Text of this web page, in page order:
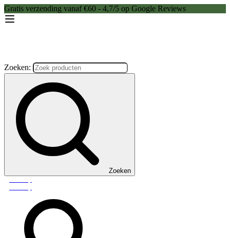
Gratis verzending vanaf €60 - 4,7/5 op Google Reviews
Zoeken:
Zoeken